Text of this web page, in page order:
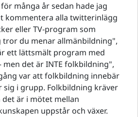
många år sedan hade jag
kommentera alla twitterinlägg
eller TV-program som
tror du menar allmänbildning",
ett lättsmält program med
men det är INTE folkbildning",
var att folkbildning innebär
i grupp. Folkbildning kräver
är i mötet mellan
uppstår och växer.